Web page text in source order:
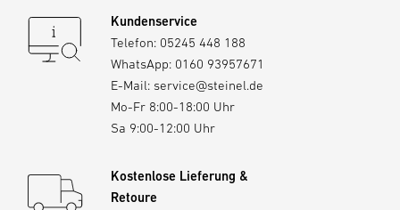
Kundenservice
Telefon: 05245 448 188
WhatsApp: 0160 93957671
E-Mail: service@steinel.de
Mo-Fr 8:00-18:00 Uhr
Sa 9:00-12:00 Uhr
Kostenlose Lieferung &
Retoure